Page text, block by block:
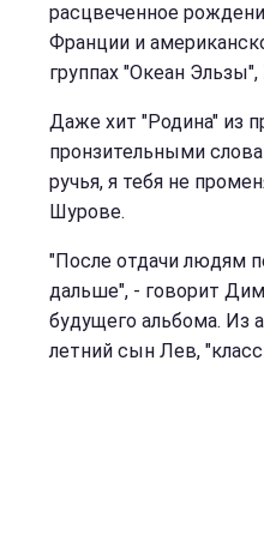
расцвеченное
Франции и
группах "Океан
Даже хит "Родина" из
пронзительными
ручья, я тебя не
Шурове.
"После отдачи людям
дальше", - говорит
будущего альбома. Из
летний сын Лев,